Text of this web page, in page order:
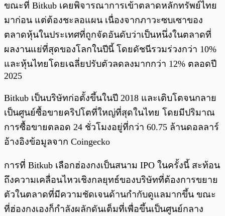
ขณะที่ Bitkub เคยพิจารณาการเข้าตลาดหลักทรัพย์ไทย
มาก่อน แต่ต้องชะลอแผน เนื่องจากภาวะซบเซาของ
ตลาดหุ้นในประเทศที่ถูกจัดอันดับว่าเป็นหนึ่งในตลาดที่
ผลงานแย่ที่สุดของโลกในปีนี้ โดยดัชนีรวมร่วงกว่า 10%
และหุ้นไทยโดยเฉลี่ยปรับตัวลดลงมากกว่า 12% ตลอดปี
2025
Bitkub เป็นบริษัทก่อตั้งขึ้นในปี 2018 และเติบโตจนกลาย
เป็นศูนย์ซื้อขายคริปโตที่ใหญ่ที่สุดในไทย โดยมีปริมาณ
การซื้อขายตลอด 24 ชั่วโมงอยู่ที่กว่า 60.75 ล้านดอลลาร์
อ้างอิงข้อมูลจาก Coingecko
การที่ Bitkub เลือกฮ่องกงเป็นสนาม IPO ในครั้งนี้ สะท้อน
ถึงความเคลื่อนไหวเชิงกลยุทธ์ของบริษัทที่ต้องการขยาย
ตัวในตลาดที่มีความชัดเจนด้านกำกับดูแลมากขึ้น ขณะ
ที่ฮ่องกงเองก็กำลังผลักดันเต็มที่เพื่อขึ้นเป็นศูนย์กลาง